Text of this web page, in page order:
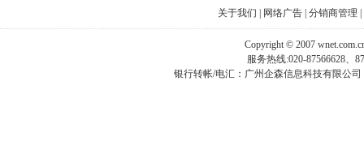
关于我们 网络广告 分销商管理
Copyright © 2007
服务热线:020-87566628、
银行转帐/电汇：广州企森信息科技有限公